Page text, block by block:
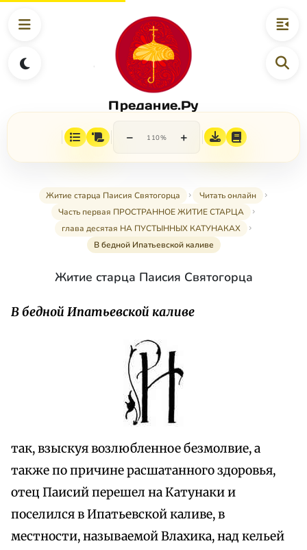
Предание.Ру
− 110% +
Житие старца Паисия Святогорца
Читать онлайн
Часть первая ПРОСТРАННОЕ ЖИТИЕ СТАРЦА
глава десятая НА ПУСТЫННЫХ КАТУНАКАХ
В бедной Ипатьевской каливе
Житие старца Паисия Святогорца
В бедной Ипатьевской каливе
так, взыскуя возлюбленное безмолвие, а
также по причине расшатанного здоровья,
отец Паисий перешел на Катунаки и
поселился в Ипатьевской каливе, в
местности, называемой Влахика, над кельей